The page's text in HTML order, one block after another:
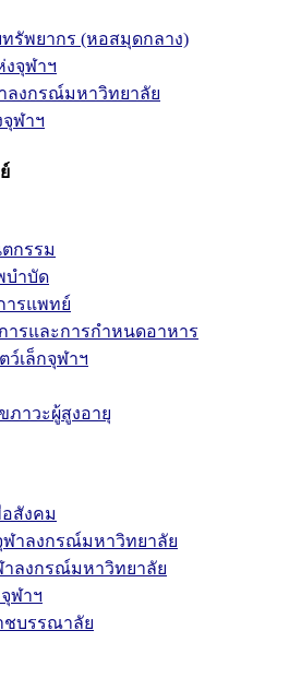
รัพยากร (หอสมุดกลาง)
จุฬาฯ
ลงกรณ์มหาวิทยาลัย
ฬาฯ
กรรม
บำบัด
ารแพทย์
รและการกำหนดอาหาร
ว์เล็กจุฬาฯ
ภาวะผู้สูงอายุ
สังคม
าลงกรณ์มหาวิทยาลัย
ลงกรณ์มหาวิทยาลัย
ฬาฯ
ชบรรณาลัย